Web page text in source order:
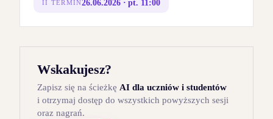
II TERMIN26.06.2026 · pt. 11:00
Wskakujesz?
Zapisz się na ścieżkę AI dla uczniów i studentów
i otrzymaj dostęp do wszystkich powyższych sesji
oraz nagrań.